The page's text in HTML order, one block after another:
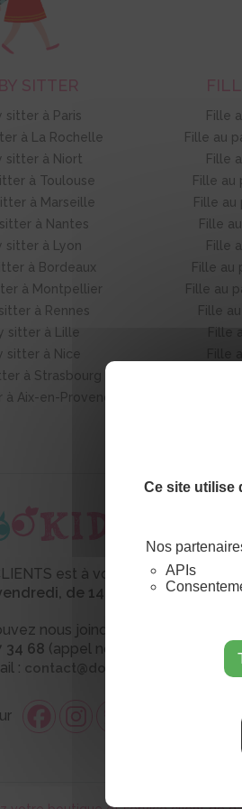
Ce site utilise
Nos
APIs
SITTER
sitter à Paris
à La Rochelle
sitter à Niort
à Toulouse
à Marseille
à Nantes
sitter à Lyon
à Bordeaux
à Montpellier
à Rennes
sitter à Lille
sitter à Nice
à Strasbourg
Aix-en-Provence
Fille
Fille au
Fille
Fille au
Fille au
Fille
Fille
Fille au
Fille au
Fille
Fille
Fille au
est à votre écoutedu
de 14h à 18h
nous joindre au
34 68 (appel non surtaxé)
: contact@dookids.fr